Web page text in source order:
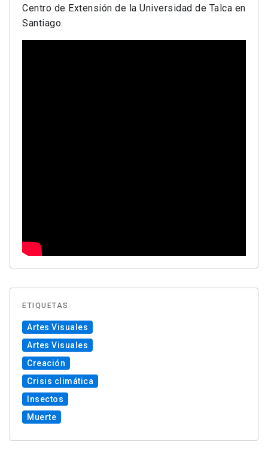
Centro de Extensión de la Universidad de Talca en
Santiago.
ETIQUETAS
Artes Visuales
Artes Visuales
Creación
Crisis climática
Insectos
Muerte